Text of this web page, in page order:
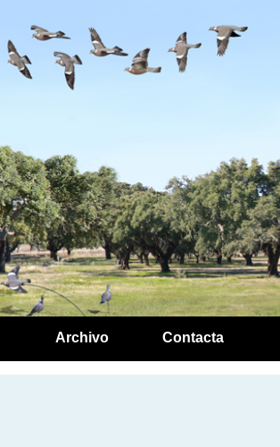
Archivo Contacta